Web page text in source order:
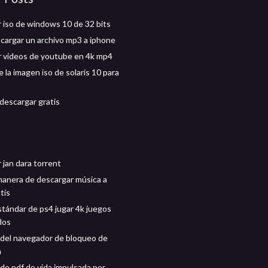
iso de windows 10 de 32 bits
un archivo mp3 a iphone
videos de youtube en 4k mp4
la imagen iso de solaris 10 para
gratis
jan dara torrent
de descargar música a
de ps4 jugar 4k juegos
navegador de bloqueo de